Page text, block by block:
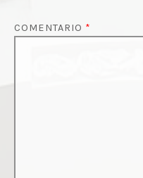
COMENTARIO *